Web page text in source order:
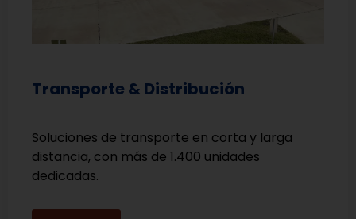
Transporte & Distribución
Soluciones de transporte en corta y larga
distancia, con más de 1.400 unidades
dedicadas.